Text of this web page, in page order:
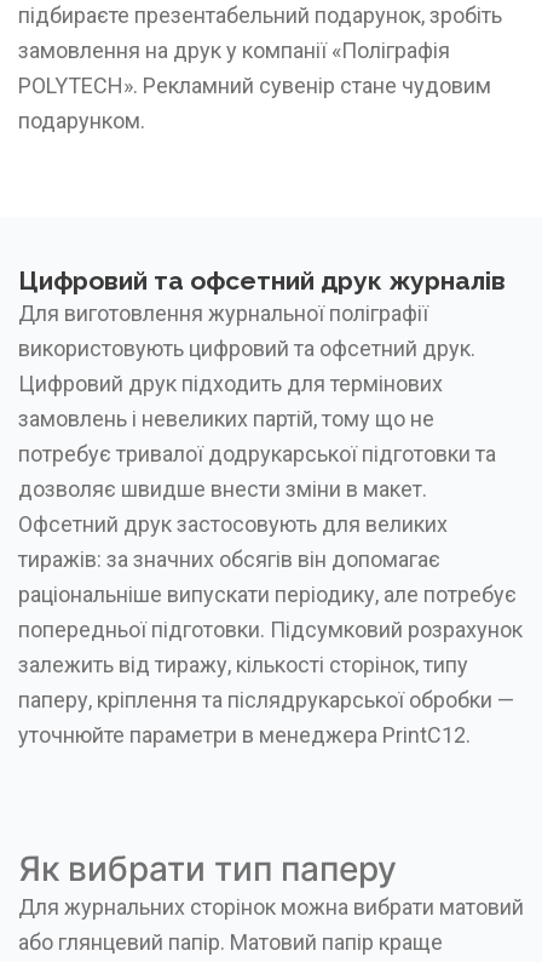
підбираєте презентабельний подарунок, зробіть
замовлення на друк у компанії «Поліграфія
POLYTECH». Рекламний сувенір стане чудовим
подарунком.
Цифровий та офсетний друк журналів
Для виготовлення журнальної поліграфії
використовують цифровий та офсетний друк.
Цифровий друк підходить для термінових
замовлень і невеликих партій, тому що не
потребує тривалої додрукарської підготовки та
дозволяє швидше внести зміни в макет.
Офсетний друк застосовують для великих
тиражів: за значних обсягів він допомагає
раціональніше випускати періодику, але потребує
попередньої підготовки. Підсумковий розрахунок
залежить від тиражу, кількості сторінок, типу
паперу, кріплення та післядрукарської обробки —
уточнюйте параметри в менеджера PrintC12.
Як вибрати тип паперу
Для журнальних сторінок можна вибрати матовий
або глянцевий папір. Матовий папір краще